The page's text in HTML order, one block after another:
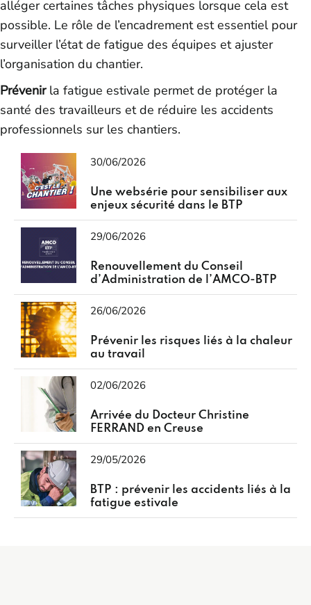
alléger certaines tâches physiques lorsque cela est
possible. Le rôle de l’encadrement est essentiel pour
surveiller l’état de fatigue des équipes et ajuster
l’organisation du chantier.
Prévenirla fatigue estivale permet de protéger la
santé des travailleurs et de réduire les accidents
professionnels sur les chantiers.
30/06/2026
Une websérie pour sensibiliser aux
enjeux sécurité dans le BTP
29/06/2026
Renouvellement du Conseil
d’Administration de l’AMCO-BTP
26/06/2026
Prévenir les risques liés à la chaleur
au travail
02/06/2026
Arrivée du Docteur Christine
FERRAND en Creuse
29/05/2026
BTP : prévenir les accidents liés à la
fatigue estivale